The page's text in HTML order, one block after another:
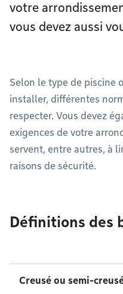
votre
vous devez aussi
Selon le type de piscine
installer, différentes
respecter. Vous devez
exigences de votre
servent, entre autres, à
raisons de sécurité.
Définitions des
Creusé ou semi-